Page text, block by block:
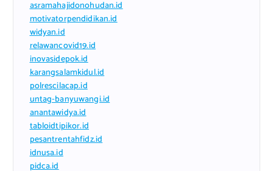
asramahajidonohudan.id
motivatorpendidikan.id
widyan.id
relawancovid19.id
inovasidepok.id
karangsalamkidul.id
polrescilacap.id
untag-banyuwangi.id
anantawidya.id
tabloidtipikor.id
pesantrentahfidz.id
idnusa.id
pidca.id